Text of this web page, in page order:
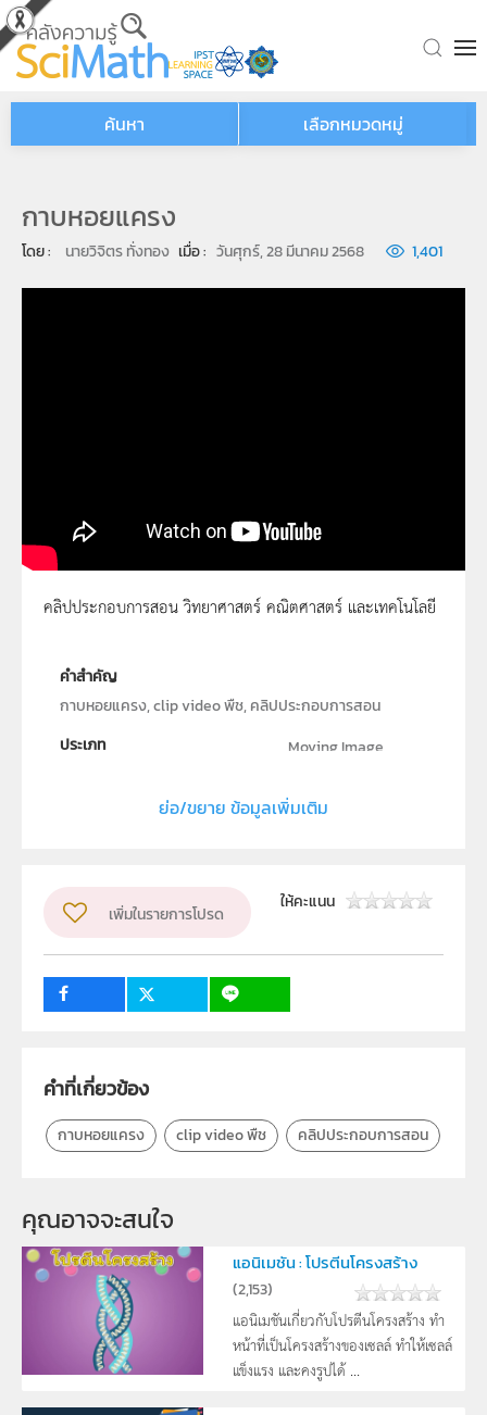
Skip to main content
ค้นหา เลือกหมวดหมู่
กาบหอยแครง
โดย : นายวิจิตร ทั่งทอง เมื่อ : วันศุกร์, 28 มีนาคม 2568 1,401
คลิปประกอบการสอน วิทยาศาสตร์ คณิตศาสตร์ และเทคโนโลยี
คำสำคัญ
กาบหอยแครง, clip video พืช, คลิปประกอบการสอน
ประเภท
Moving Image
สถาบันส่งเสริมการสอนวิทยาศาสตร์และเทคโนโลยี (สสวท.)
วิชา
ชีววิทยา
กลุ่มเป้าหมาย
ย่อ/ขยาย ข้อมูลเพิ่มเติม
เพิ่มในรายการโปรด
ให้คะแนน
คำที่เกี่ยวข้อง
กาบหอยแครง clip video พืช คลิปประกอบการสอน
คุณอาจจะสนใจ
แอนิเมชัน : โปรตีนโครงสร้าง
(2,153)
แอนิเมชันเกี่ยวกับโปรตีนโครงสร้าง ทำ
หน้าที่เป็นโครงสร้างของเซลล์ ทำให้เซลล์
แข็งแรง และคงรูปได้ ...